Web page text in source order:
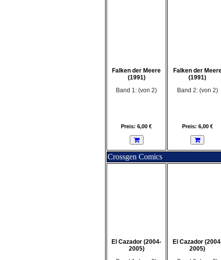
Falken der Meere
(1991)
Band 1: (von 2)
Preis: 6,00 €
Falken der
(1991)
Band 2: (von 2)
Preis: 6,00 €
Crossgen Comics
El Cazador (2004-
2005)
El Cazador
2005)